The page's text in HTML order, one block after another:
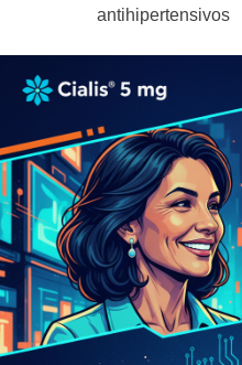
antihipertensivos